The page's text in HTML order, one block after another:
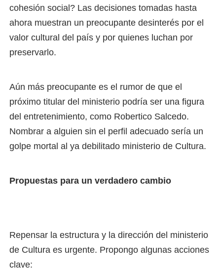
cohesión social? Las decisiones tomadas hasta
ahora muestran un preocupante desinterés por el
valor cultural del país y por quienes luchan por
preservarlo.
Aún más preocupante es el rumor de que el
próximo titular del ministerio podría ser una figura
del entretenimiento, como Robertico Salcedo.
Nombrar a alguien sin el perfil adecuado sería un
golpe mortal al ya debilitado ministerio de Cultura.
Propuestas para un verdadero cambio
Repensar la estructura y la dirección del ministerio
de Cultura es urgente. Propongo algunas acciones
clave: